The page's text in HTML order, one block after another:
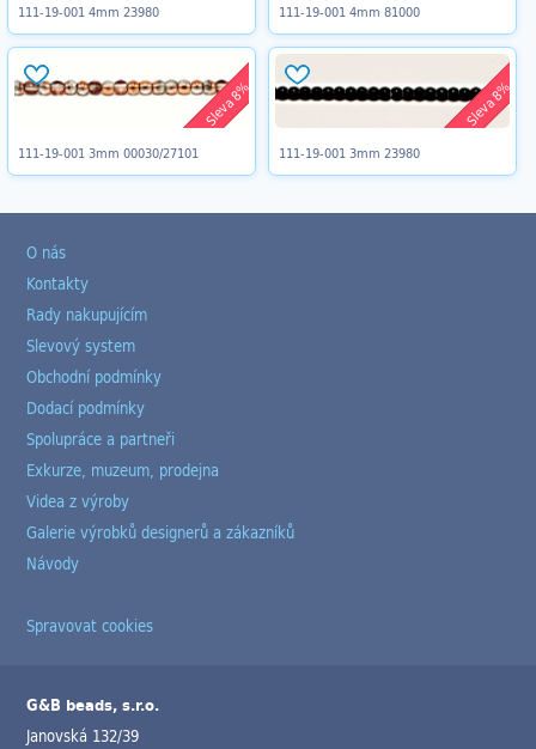
111-19-001 4mm 23980 111-19-001 4mm 81000
Sleva 8%
111-19-001 3mm 00030/27101
Sleva 8%
111-19-001 3mm 23980
O nás
Kontakty
Rady nakupujícím
Slevový system
Obchodní podmínky
Dodací podmínky
Spolupráce a partneři
Exkurze, muzeum, prodejna
Videa z výroby
Galerie výrobků designerů a zákazníků
Návody
Spravovat cookies
G&B beads, s.r.o.
Janovská 132/39